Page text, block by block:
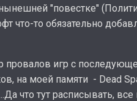
"повестке"
что-то обязательно
игр с
на моей памяти - Dead
что тут расписывать,